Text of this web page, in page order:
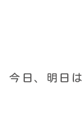
今日、明日